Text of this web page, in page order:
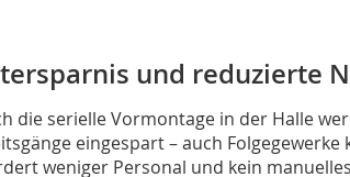
und reduzierte
die serielle Vormontage in der Halle
eingespart – auch
weniger Personal und kein